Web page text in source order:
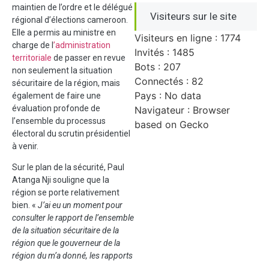
maintien de l’ordre et le délégué
régional d’élections cameroon.
Elle a permis au ministre en
charge de l ’administration
territoriale de passer en revue
non seulement la situation
sécuritaire de la région, mais
également de faire une
évaluation profonde de
l’ensemble du processus
électoral du scrutin présidentiel
à venir.
Sur le plan de la sécurité, Paul
Atanga Nji souligne que la
région se porte relativement
bien. « J’ai eu un moment pour
consulter le rapport de l’ensemble
de la situation sécuritaire de la
région que le gouverneur de la
région du m’a donné, les rapports
Visiteurs sur le site
Visiteurs en ligne : 1774
Invités : 1485
Bots : 207
Connectés : 82
Pays : No data
Navigateur : Browser
based on Gecko